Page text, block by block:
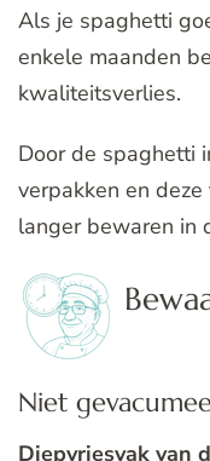
Als je spaghetti
enkele maanden
kwaliteitsverlies.
Door de spaghetti
verpakken en
langer bewaren in
Niet
Diepvriesvak van